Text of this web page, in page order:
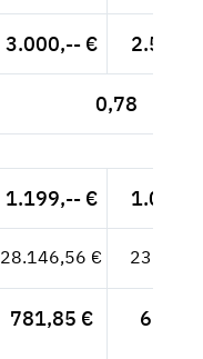
3.000,-- €
0,78
1.199,-- €
28.146,56 €
781,85 €